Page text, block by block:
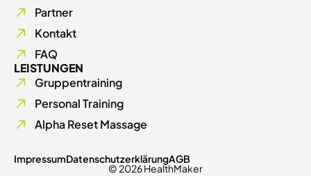
Partner
Kontakt
FAQ
LEISTUNGEN
Gruppentraining
Personal Training
Alpha Reset Massage
© 2026 HealthMaker
ImpressumDatenschutzerklärungAGB